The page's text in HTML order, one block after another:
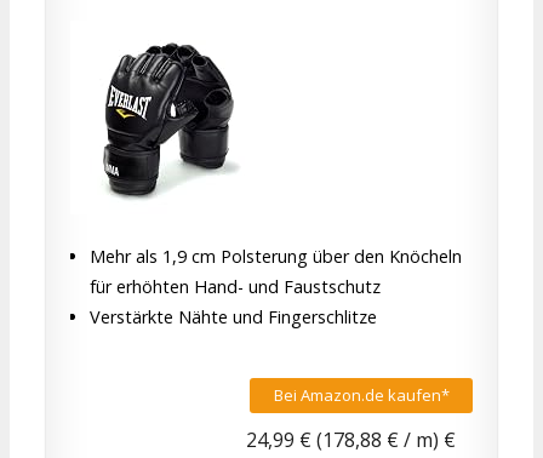
Mehr als 1,9 cm Polsterung über den Knöcheln
für erhöhten Hand- und Faustschutz
Verstärkte Nähte und Fingerschlitze
Bei Amazon.de kaufen*
24,99 € (178,88 € / m) €